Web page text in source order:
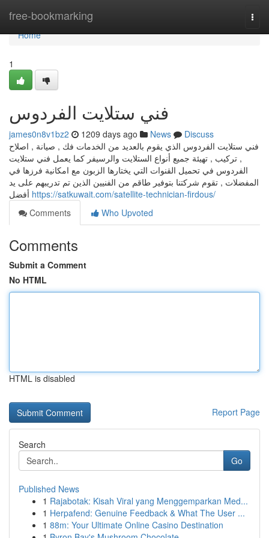
free-bookmarking
Home
Home
1
فني ستلايت الفردوس
james0n8v1bz2 1209 days ago News
Discuss
فني ستلايت الفردوس الذي يقوم بالعديد من الخدمات فك , صيانة , اصلاح
, تركيب , تهيئة جميع أنواع الستلايت والرسيفر كما يعمل فني ستلايت
الفردوس في تحميل القنوات التي يختارها الزبون مع امكانية فرزها في
المفضلات , تقوم شركتنا بتوفير طاقم من الفنيين الذين تم تدريبهم على يد
https://satkuwait.com/satellite-technician-firdous/
Comments
Who Upvoted
Comments
Submit a Comment
No HTML
HTML is disabled
Report Page
Search
Go
Published News
1 Rajabotak: Kisah Viral yang Menggemparkan Med...
1 Herpafend: Genuine Feedback & What The User ...
1 88m: Your Ultimate Online Casino Destination